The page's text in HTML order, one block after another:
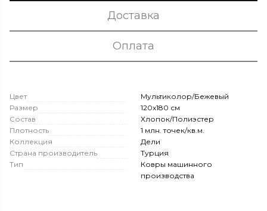
Доставка
Оплата
Цвет
Мультиколор/Бежевый
Размер
120x180 см
Состав
Хлопок/Полиэстер
Плотность
1 млн. точек/кв.м.
Коллекция
Дели
Страна производитель
Турция
Тип
Ковры машинного
производства